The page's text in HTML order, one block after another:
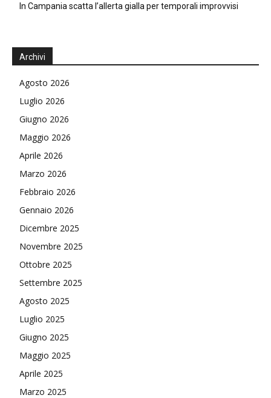
In Campania scatta l’allerta gialla per temporali improvvisi
Archivi
Agosto 2026
Luglio 2026
Giugno 2026
Maggio 2026
Aprile 2026
Marzo 2026
Febbraio 2026
Gennaio 2026
Dicembre 2025
Novembre 2025
Ottobre 2025
Settembre 2025
Agosto 2025
Luglio 2025
Giugno 2025
Maggio 2025
Aprile 2025
Marzo 2025